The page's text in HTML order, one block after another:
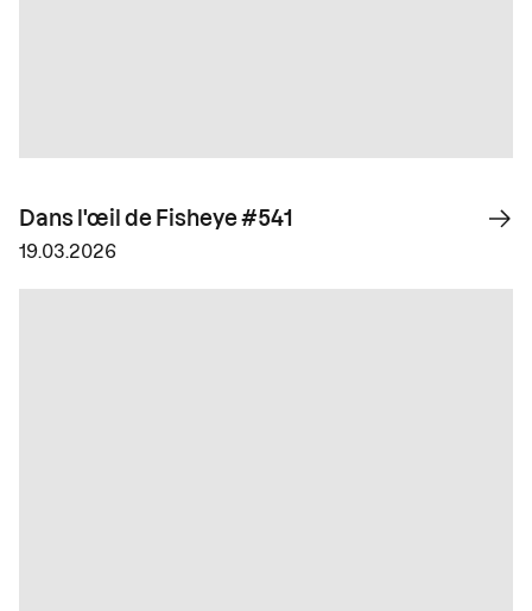
Dans l'œil de Fisheye #541
19.03.2026